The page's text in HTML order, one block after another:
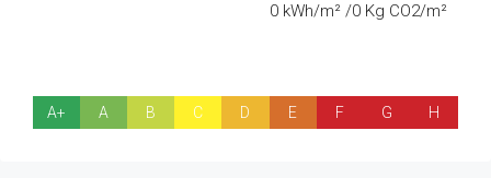
0 kWh/m² /0 Kg CO2/m²
A+ A B C D E F G H